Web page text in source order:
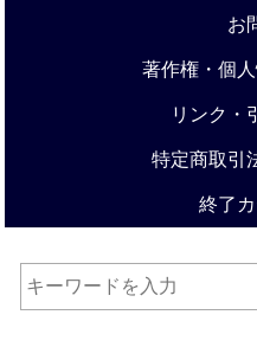
お
著作権・個
リンク・
特定商取引
終了